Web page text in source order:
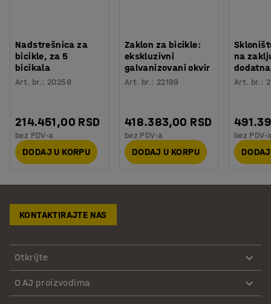
Nadstrešnica za
bicikle, za 5
bicikala
Art. br.: 20258
214.451,00 RSD
bez PDV-a
DODAJ U KORPU
Zaklon za bicikle:
ekskluzivni
galvanizovani okvir
Art. br.: 22199
418.383,00 RSD
bez PDV-a
DODAJ U KORPU
na
Art. br.:
bez PDV-
KONTAKTIRAJTE NAS
Otkrijte
O AJ proizvodima